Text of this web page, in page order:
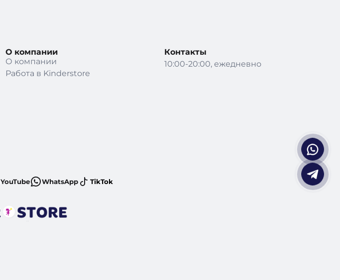
О компании
О компании
Работа в Kinderstore
Контакты
10:00-20:00, ежедневно
YouTube WhatsApp TikTok